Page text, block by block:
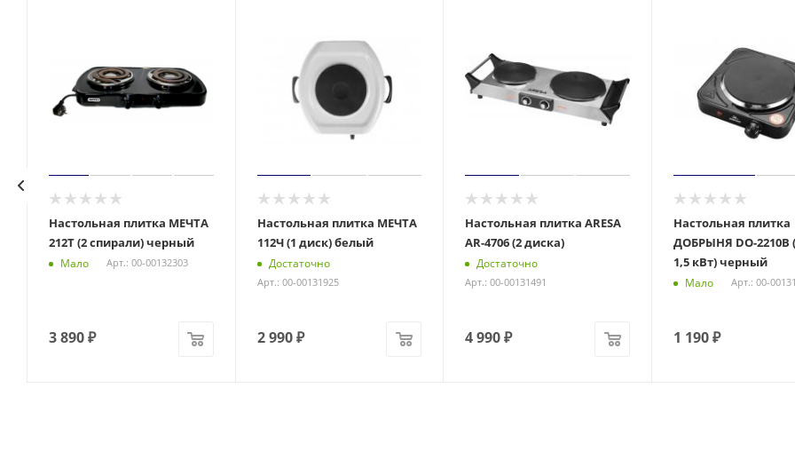
Настольная плитка МЕЧТА
212Т (2 спирали) черный
Мало Арт.: 00-00132303
3 890₽
Настольная плитка МЕЧТА
112Ч (1 диск) белый
Достаточно
Арт.: 00-00131925
2 990₽
Настольная плитка ARESA
AR-4706 (2 диска)
Достаточно
Арт.: 00-00131491
4 990₽
Настольная плитка
ДОБРЫНЯ DO-2210В
1,5 кВт) черный
Мало Арт.: 00-
1 190₽